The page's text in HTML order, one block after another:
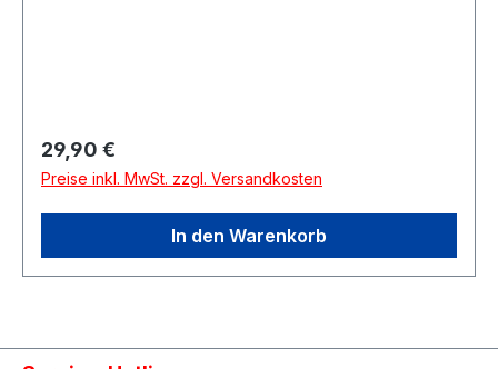
Regulärer Preis:
29,90 €
Preise inkl. MwSt. zzgl. Versandkosten
In den Warenkorb